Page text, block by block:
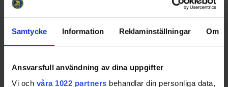
Samtycke Information Reklaminställningar Om
Ansvarsfull användning av dina uppgifter
Vi och våra 1022 partners behandlar din personliga data,